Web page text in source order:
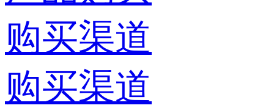
购买渠道
购买渠道